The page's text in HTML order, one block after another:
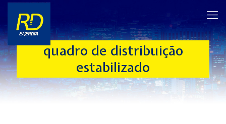
quadro de distribuição
estabilizado